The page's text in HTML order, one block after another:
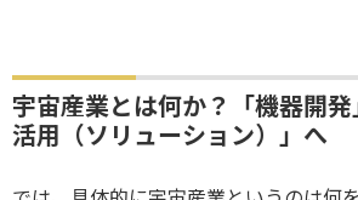
宇宙産業とは何か？「機器開
活用（ソリューション）」へ